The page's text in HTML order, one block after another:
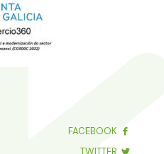
FACEBOOK
TWITTER